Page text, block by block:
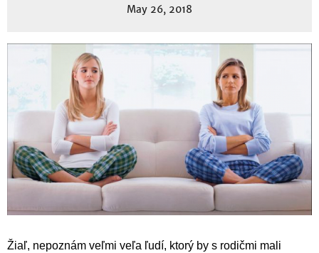
May 26, 2018
Žiaľ, nepoznám veľmi veľa ľudí, ktorý by s rodičmi mali